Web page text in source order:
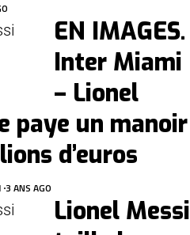
EN IMAGES.
Inter Miami
– Lionel
paye un manoir
d’euros
3 ANS AGO
Lionel Messi